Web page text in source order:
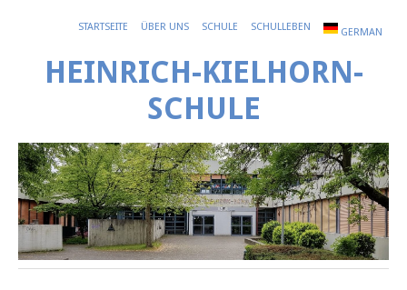
STARTSEITE ÜBER UNS SCHULE SCHULLEBEN GERMAN
HEINRICH-KIELHORN-
SCHULE